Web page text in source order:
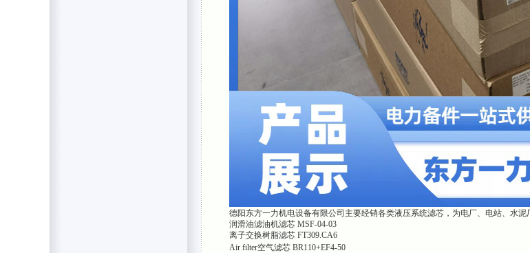
德阳东方一力机电设备有限公司主要经销各类液压系统滤芯，为电厂、电站、水
润滑油滤油机滤芯 MSF-04-03
离子交换树脂滤芯 FT309.CA6
Air filter空气滤芯 BR110+EF4-50